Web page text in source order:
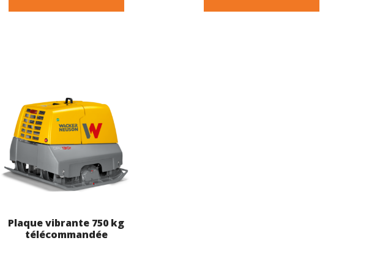
Plaque vibrante 750 kg
télécommandée